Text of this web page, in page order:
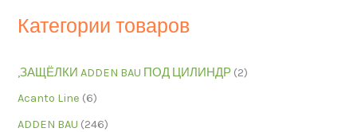
Категории товаров
,ЗАЩЁЛКИ ADDEN BAU ПОД ЦИЛИНДР (2)
Acanto Line (6)
ADDEN BAU (246)